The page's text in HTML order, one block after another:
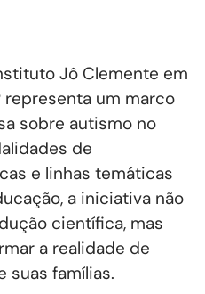
Jô Clemente em
representa um marco
sobre autismo no
de
e linhas temáticas
a iniciativa não
científica, mas
a realidade de
suas famílias.